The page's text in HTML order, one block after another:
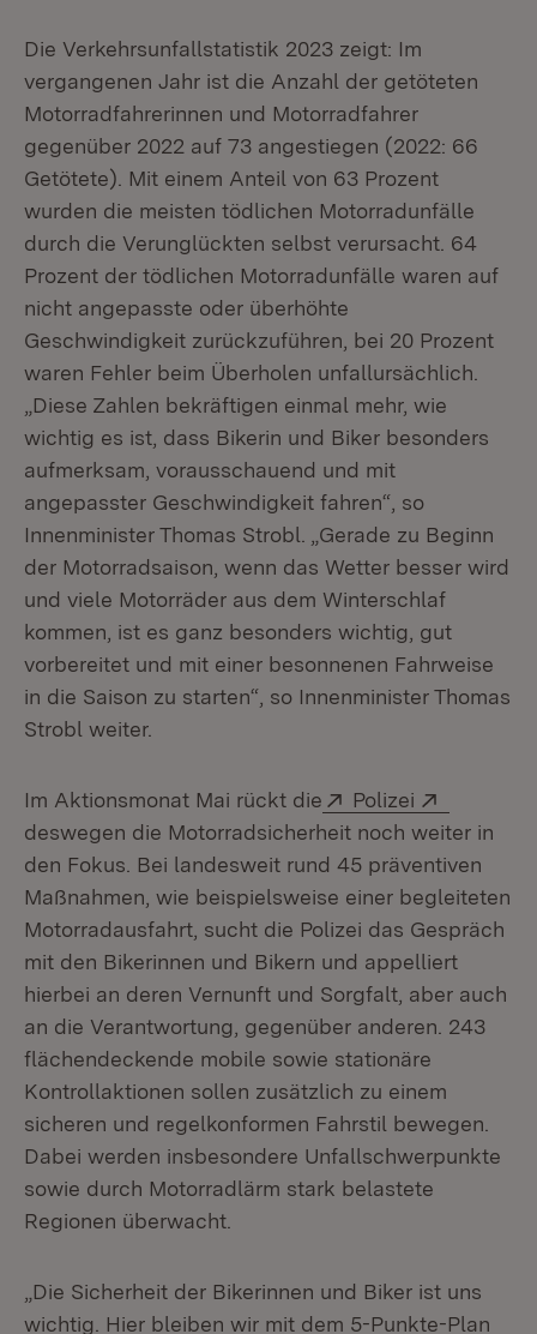
Die Verkehrsunfallstatistik 2023 zeigt: Im
vergangenen Jahr ist die Anzahl der getöteten
Motorradfahrerinnen und Motorradfahrer
gegenüber 2022 auf 73 angestiegen (2022: 66
Getötete). Mit einem Anteil von 63 Prozent
wurden die meisten tödlichen Motorradunfälle
durch die Verunglückten selbst verursacht. 64
Prozent der tödlichen Motorradunfälle waren auf
nicht angepasste oder überhöhte
Geschwindigkeit zurückzuführen, bei 20 Prozent
waren Fehler beim Überholen unfallursächlich.
„Diese Zahlen bekräftigen einmal mehr, wie
wichtig es ist, dass Bikerin und Biker besonders
aufmerksam, vorausschauend und mit
angepasster Geschwindigkeit fahren“, so
Innenminister Thomas Strobl. „Gerade zu Beginn
der Motorradsaison, wenn das Wetter besser wird
und viele Motorräder aus dem Winterschlaf
kommen, ist es ganz besonders wichtig, gut
vorbereitet und mit einer besonnenen Fahrweise
in die Saison zu starten“, so Innenminister Thomas
Strobl weiter.
Im Aktionsmonat Mai rückt die Extern:
Polizei (Öffnet in
deswegen die Motorradsicherheit noch weiter in
den Fokus. Bei landesweit rund 45 präventiven
Maßnahmen, wie beispielsweise einer begleiteten
Motorradausfahrt, sucht die Polizei das Gespräch
mit den Bikerinnen und Bikern und appelliert
hierbei an deren Vernunft und Sorgfalt, aber auch
an die Verantwortung, gegenüber anderen. 243
flächendeckende mobile sowie stationäre
Kontrollaktionen sollen zusätzlich zu einem
sicheren und regelkonformen Fahrstil bewegen.
Dabei werden insbesondere Unfallschwerpunkte
sowie durch Motorradlärm stark belastete
Regionen überwacht.
„Die Sicherheit der Bikerinnen und Biker ist uns
wichtig. Hier bleiben wir mit dem 5-Punkte-Plan